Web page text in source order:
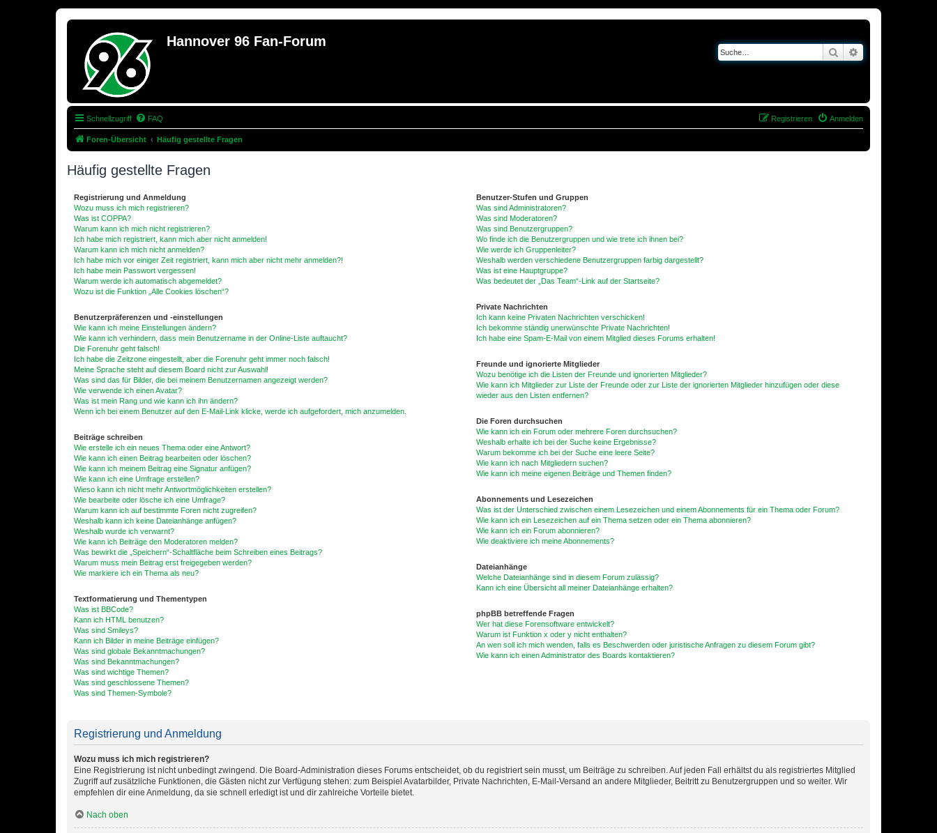
Hannover 96 Fan-Forum
Suche
Schnellzugriff FAQ Anmelden
Registrieren
Foren-Übersicht Häufig gestellte Fragen
Häufig gestellte Fragen
Registrierung und Anmeldung
Wozu muss ich mich registrieren?
Was ist COPPA?
Warum kann ich mich nicht registrieren?
Ich habe mich registriert, kann mich aber nicht anmelden!
Warum kann ich mich nicht anmelden?
Ich habe mich vor einiger Zeit registriert, kann mich aber nicht mehr anmelden?!
Ich habe mein Passwort vergessen!
Warum werde ich automatisch abgemeldet?
Wozu ist die Funktion „Alle Cookies löschen“?
Benutzerpräferenzen und -einstellungen
Wie kann ich meine Einstellungen ändern?
Wie kann ich verhindern, dass mein Benutzername in der Online-Liste auftaucht?
Die Forenuhr geht falsch!
Ich habe die Zeitzone eingestellt, aber die Forenuhr geht immer noch falsch!
Meine Sprache steht auf diesem Board nicht zur Auswahl!
Was sind das für Bilder, die bei meinem Benutzernamen angezeigt werden?
Wie verwende ich einen Avatar?
Was ist mein Rang und wie kann ich ihn ändern?
Wenn ich bei einem Benutzer auf den E-Mail-Link klicke, werde ich aufgefordert, mich anzumelden.
Beiträge schreiben
Wie erstelle ich ein neues Thema oder eine Antwort?
Wie kann ich einen Beitrag bearbeiten oder löschen?
Wie kann ich meinem Beitrag eine Signatur anfügen?
Wie kann ich eine Umfrage erstellen?
Wieso kann ich nicht mehr Antwortmöglichkeiten erstellen?
Wie bearbeite oder lösche ich eine Umfrage?
Warum kann ich auf bestimmte Foren nicht zugreifen?
Weshalb kann ich keine Dateianhänge anfügen?
Weshalb wurde ich verwarnt?
Wie kann ich Beiträge den Moderatoren melden?
Was bewirkt die „Speichern“-Schaltfläche beim Schreiben eines Beitrags?
Warum muss mein Beitrag erst freigegeben werden?
Wie markiere ich ein Thema als neu?
Textformatierung und Thementypen
Was ist BBCode?
Kann ich HTML benutzen?
Was sind Smileys?
Kann ich Bilder in meine Beiträge einfügen?
Was sind globale Bekanntmachungen?
Was sind Bekanntmachungen?
Was sind wichtige Themen?
Was sind geschlossene Themen?
Was sind Themen-Symbole?
Benutzer-Stufen und Gruppen
Was sind Administratoren?
Was sind Moderatoren?
Was sind Benutzergruppen?
Wo finde ich die Benutzergruppen und wie trete ich ihnen bei?
Wie werde ich Gruppenleiter?
Weshalb werden verschiedene Benutzergruppen farbig dargestellt?
Was ist eine Hauptgruppe?
Was bedeutet der „Das Team“-Link auf der Startseite?
Private Nachrichten
Ich kann keine Privaten Nachrichten verschicken!
Ich bekomme ständig unerwünschte Private Nachrichten!
Ich habe eine Spam-E-Mail von einem Mitglied dieses Forums erhalten!
Freunde und ignorierte Mitglieder
Wozu benötige ich die Listen der Freunde und ignorierten Mitglieder?
Wie kann ich Mitglieder zur Liste der Freunde oder zur Liste der ignorierten Mitglieder hinzufügen oder diese
wieder aus den Listen entfernen?
Die Foren durchsuchen
Wie kann ich ein Forum oder mehrere Foren durchsuchen?
Weshalb erhalte ich bei der Suche keine Ergebnisse?
Warum bekomme ich bei der Suche eine leere Seite?
Wie kann ich nach Mitgliedern suchen?
Wie kann ich meine eigenen Beiträge und Themen finden?
Abonnements und Lesezeichen
Was ist der Unterschied zwischen einem Lesezeichen und einem Abonnements für ein Thema oder Forum?
Wie kann ich ein Lesezeichen auf ein Thema setzen oder ein Thema abonnieren?
Wie kann ich ein Forum abonnieren?
Wie deaktiviere ich meine Abonnements?
Dateianhänge
Welche Dateianhänge sind in diesem Forum zulässig?
Kann ich eine Übersicht all meiner Dateianhänge erhalten?
phpBB betreffende Fragen
Wer hat diese Forensoftware entwickelt?
Warum ist Funktion x oder y nicht enthalten?
An wen soll ich mich wenden, falls es Beschwerden oder juristische Anfragen zu diesem Forum gibt?
Wie kann ich einen Administrator des Boards kontaktieren?
Registrierung und Anmeldung
Wozu muss ich mich registrieren?
Eine Registrierung ist nicht unbedingt zwingend. Die Board-Administration dieses Forums entscheidet, ob du registriert sein musst, um Beiträge zu schreiben. Auf jeden Fall erhältst du als registriertes Mitglied
Zugriff auf zusätzliche Funktionen, die Gästen nicht zur Verfügung stehen: zum Beispiel Avatarbilder, Private Nachrichten, E-Mail-Versand an andere Mitglieder, Beitritt zu Benutzergruppen und so weiter. Wir
empfehlen dir eine Anmeldung, da sie schnell erledigt ist und dir zahlreiche Vorteile bietet.
Nach oben